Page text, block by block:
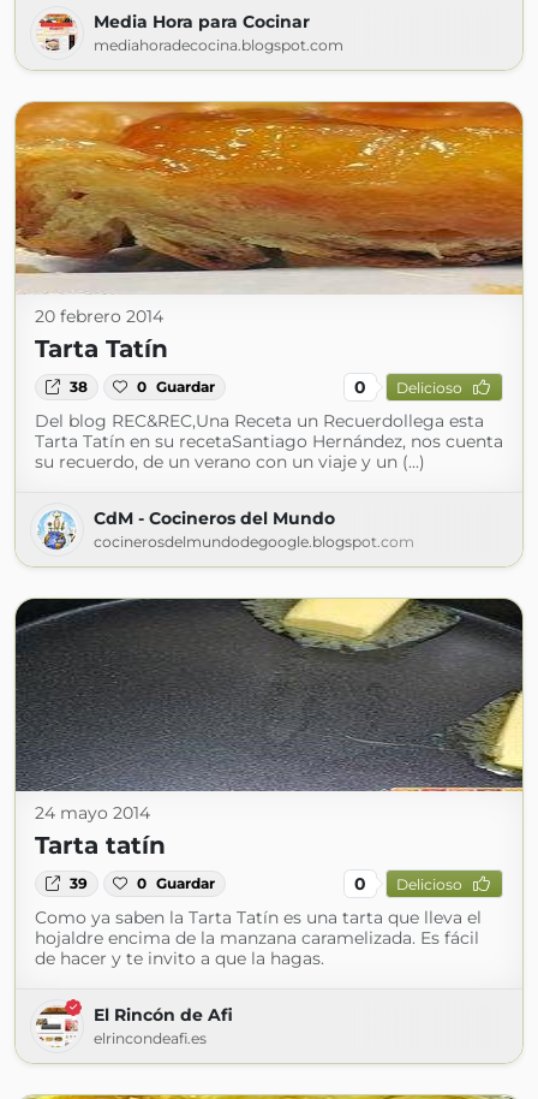
Media Hora para Cocinar
mediahoradecocina.blogspot.com
20 febrero 2014
Tarta Tatín
38 0 Guardar 0 Delicioso
Del blog REC&REC,Una Receta un Recuerdollega esta
Tarta Tatín en su recetaSantiago Hernández, nos cuenta
su recuerdo, de un verano con un viaje y un (...)
CdM - Cocineros del Mundo
cocinerosdelmundodegoogle.blogspot.com
24 mayo 2014
Tarta tatín
39 0 Guardar 0 Delicioso
Como ya saben la Tarta Tatín es una tarta que lleva el
hojaldre encima de la manzana caramelizada. Es fácil
de hacer y te invito a que la hagas.
El Rincón de Afi
elrincondeafi.es